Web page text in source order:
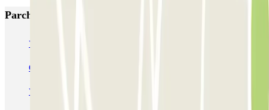
Parcheggi più popolari a Palermo
Via Antonio Veneziano - Castello della Zisa
Orange Parking - Airport Shuttle - Aeroporto di Palermo
Via Agrigento - Villa Trabia